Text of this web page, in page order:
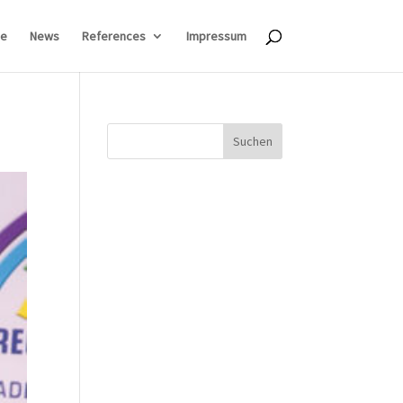
News References Impressum